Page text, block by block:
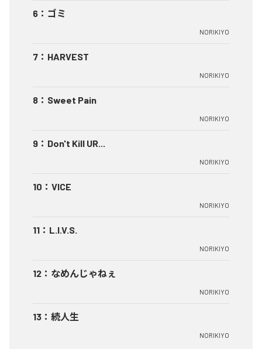
6 ： ゴミ
NORIKIYO
7 ： HARVEST
NORIKIYO
8 ： Sweet Pain
NORIKIYO
9 ： Don't Kill UR...
NORIKIYO
10 ： VICE
NORIKIYO
11 ： L.I.V.S.
NORIKIYO
12 ： なめんじゃねぇ
NORIKIYO
13 ： 続人生
NORIKIYO